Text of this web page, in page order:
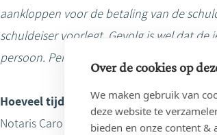
aankloppen voor de betaling van de
schuldeiser voorlegt. Gevolg is wel dat
persoon. Persoonlijke zaken, bijvoorbeeld
Hoeveel tijd heb je om een erfenis te
Notaris Carol Bohyn:“In theorie heb je als
Over de cookies op
We maken gebruik van
deze website te
bieden en onze content &